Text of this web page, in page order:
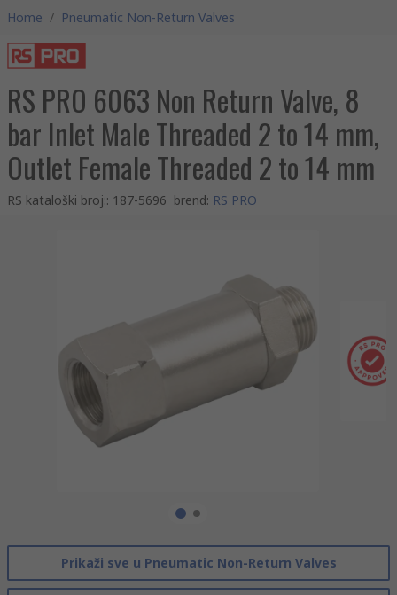
Home / Pneumatic Non-Return Valves
RS PRO 6063 Non Return Valve, 8
bar Inlet Male Threaded 2 to 14 mm,
Outlet Female Threaded 2 to 14 mm
RS kataloški broj:: 187-5696 brend: RS PRO
Prikaži sve u Pneumatic Non-Return Valves